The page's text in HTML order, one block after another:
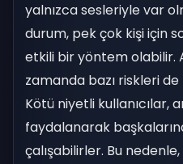
yalnızca sesleriyle var
durum, pek çok kişi için
etkili bir yöntem olabilir.
zamanda bazı riskleri
Kötü niyetli kullanıcılar,
faydalanarak
çalışabilirler. Bu